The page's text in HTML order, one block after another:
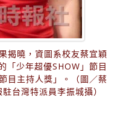
揭曉，資圖系校友蔡宜穎
「少年超優SHOW」節目
目主持人獎」。（圖／蔡
台灣特派員李振城攝）